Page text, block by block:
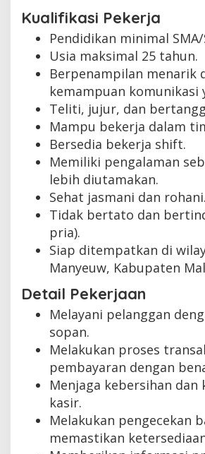
Kualifikasi Pekerja
Pendidikan minimal
Usia maksimal 25 tahun.
Berpenampilan menarik
kemampuan komunikasi
Teliti, jujur, dan
Mampu bekerja dalam
Bersedia bekerja shift.
Memiliki pengalaman
lebih diutamakan.
Sehat jasmani dan rohani.
Tidak bertato dan
pria).
Siap ditempatkan di
Manyeuw, Kabupaten
Detail Pekerjaan
Melayani pelanggan
sopan.
Melakukan proses
pembayaran dengan
Menjaga kebersihan dan
kasir.
Melakukan pengecekan
memastikan